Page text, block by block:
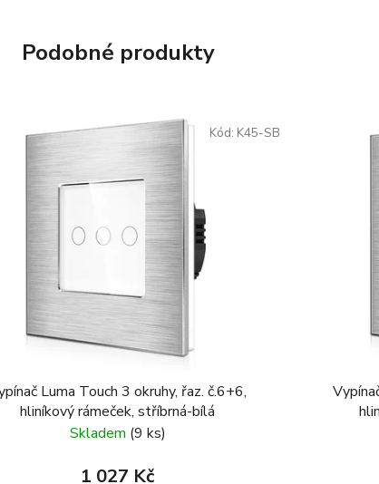
Podobné produkty
Luma Touch 3 okruhy, řaz. č.6+6,
hliníkový rámeček, stříbrná-bílá
Skladem (9 ks)
1 027 Kč
Kód: K45-SB